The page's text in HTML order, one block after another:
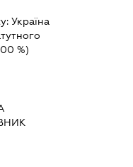
Україна
%)